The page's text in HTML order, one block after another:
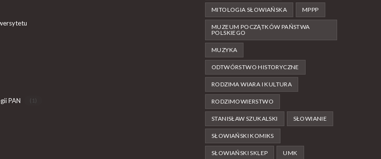
PAN (1)
MITOLOGIA SŁOWIAŃSKA MPPP
MUZEUM POCZĄTKÓW PAŃSTWA
POLSKIEGO
MUZYKA
ODTWÓRSTWO HISTORYCZNE
RODZIMA WIARA I KULTURA
RODZIMOWIERSTWO
STANISŁAW SZUKALSKI SŁOWIANIE
SŁOWIAŃSKI KOMIKS
SŁOWIAŃSKI SKLEP UMK